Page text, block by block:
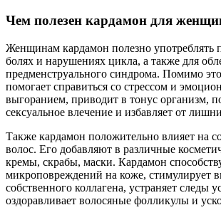
Чем полезен кардамон для
Женщинам кардамон полезно употреблять
болях и нарушениях цикла, а также для
предменструального синдрома. Помимо
помогает справиться со стрессом и
выгоранием, приводит в тонус организм,
сексуальное влечение и избавляет от
Также кардамон положительно влияет на
волос. Его добавляют в различные
кремы, скрабы, маски. Кардамон
микроповреждений на коже, стимулирует
собственного коллагена, устраняет следы
оздоравливает волосяные фолликулы и